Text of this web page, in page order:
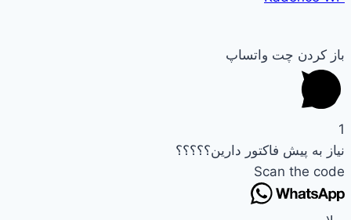
باز کردن چت واتساپ
1
نیاز به پیش فاکتور دارین؟؟؟؟؟
Scan the code